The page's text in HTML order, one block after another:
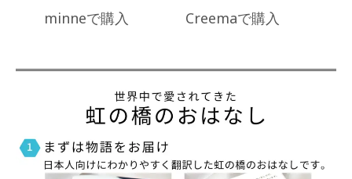
minneで購入 Creemaで購入